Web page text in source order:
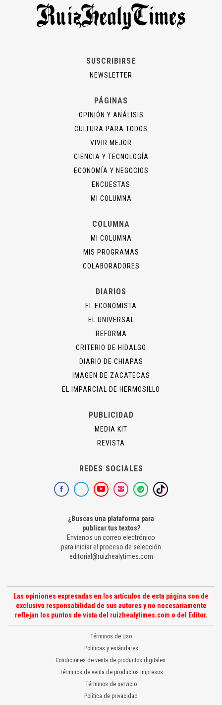
SUSCRIBIRSE
NEWSLETTER
PÁGINAS
OPINIÓN Y ANÁLISIS
CULTURA PARA TODOS
VIVIR MEJOR
CIENCIA Y TECNOLOGÍA
ECONOMÍA Y NEGOCIOS
ENCUESTAS
MI COLUMNA
COLUMNA
MI COLUMNA
MIS PROGRAMAS
COLABORADORES
DIARIOS
EL ECONOMISTA
EL UNIVERSAL
REFORMA
CRITERIO DE HIDALGO
DIARIO DE CHIAPAS
IMAGEN DE ZACATECAS
EL IMPARCIAL DE HERMOSILLO
PUBLICIDAD
MEDIA KIT
REVISTA
REDES SOCIALES
¿Buscas una plataforma para
publicar tus textos?
Envíanos un correo electrónico
para iniciar el proceso de selección
editorial@ruizhealytimes.com
Las opiniones expresadas en los artículos de esta página son de
exclusiva responsabilidad de sus autores y no necesariamente
reflejan los puntos de vista del ruizhealytimes.com o del Editor.
Términos de Uso
Políticas y estándares
Condiciones de venta de productos digitales
Términos de venta de productos impresos
Términos de servicio
Política de privacidad